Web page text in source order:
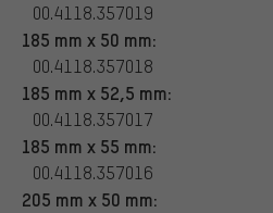
00.4118.357019
185 mm x 50 mm:
00.4118.357018
185 mm x 52,5 mm:
00.4118.357017
185 mm x 55 mm:
00.4118.357016
205 mm x 50 mm: